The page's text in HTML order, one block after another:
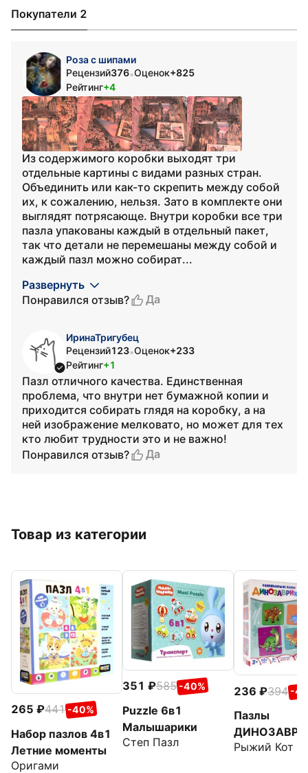
Покупатели 2
Роза с шипами
Рецензий376•Оценок+825
Рейтинг+4
Из содержимого коробки выходят три
отдельные картины с видами разных стран.
Объединить или как-то скрепить между собой
их, к сожалению, нельзя. Зато в комплекте они
выглядят потрясающе. Внутри коробки все три
пазла упакованы каждый в отдельный пакет,
так что детали не перемешаны между собой и
каждый пазл можно собират...
Развернуть
Понравился отзыв?
Да
ИринаТригубец
Рецензий123•Оценок+233
Рейтинг+1
Пазл отличного качества. Единственная
проблема, что внутри нет бумажной копии и
приходится собирать глядя на коробку, а на
ней изображение мелковато, но может для тех
кто любит трудности это и не важно!
Понравился отзыв?
Да
Товар из категории
265 441 -40%
Набор пазлов 4в1
Летние моменты
Оригами
351 585 -40%
Puzzle 6в1
Малышарики
Степ Пазл
236 394 -
Пазлы
Рыжий Кот